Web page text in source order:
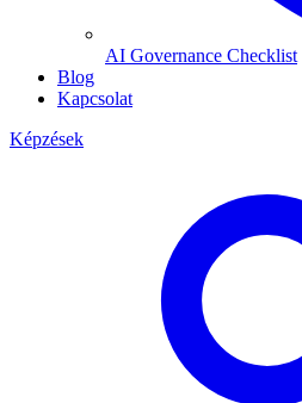
AI Governance Checklist
Blog
Kapcsolat
Képzések